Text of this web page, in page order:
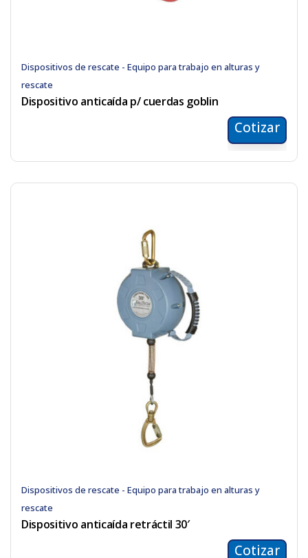
Dispositivos de rescate - Equipo para trabajo en alturas y
rescate
Dispositivo anticaída p/ cuerdas goblin
Cotizar
Dispositivos de rescate - Equipo para trabajo en alturas y
rescate
Dispositivo anticaída retráctil 30′
Cotizar